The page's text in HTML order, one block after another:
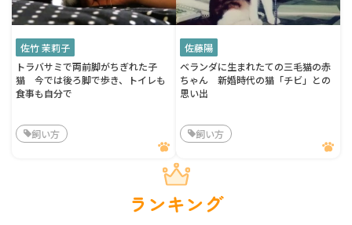
佐竹 茉莉子
トラバサミで両前脚がちぎれた子
猫 今では後ろ脚で歩き、トイレも
食事も自分で
飼い方
佐藤陽
ベランダに生まれたての三毛猫の赤
ちゃん 新婚時代の猫「チビ」との
思い出
飼い方
ランキング